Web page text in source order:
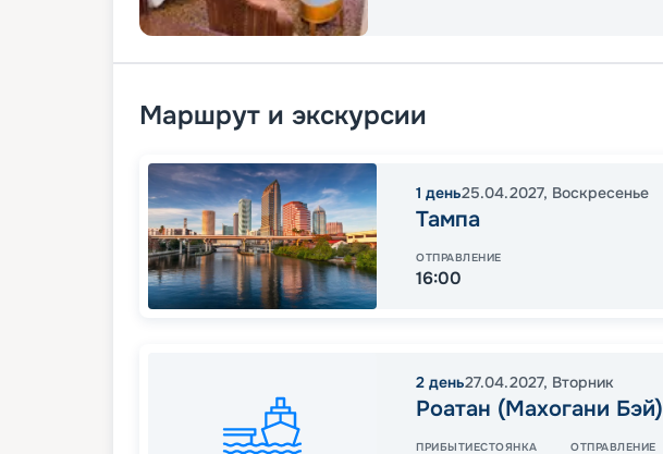
Маршрут и экскурсии
1 день25.04.2027, Воскресенье
Тампа
ОТПРАВЛЕНИЕ
16:00
2 день27.04.2027, Вторник
Роатан (Махогани Бэй)
ПРИБЫТИЕСТОЯНКА ОТПРАВЛЕНИЕ